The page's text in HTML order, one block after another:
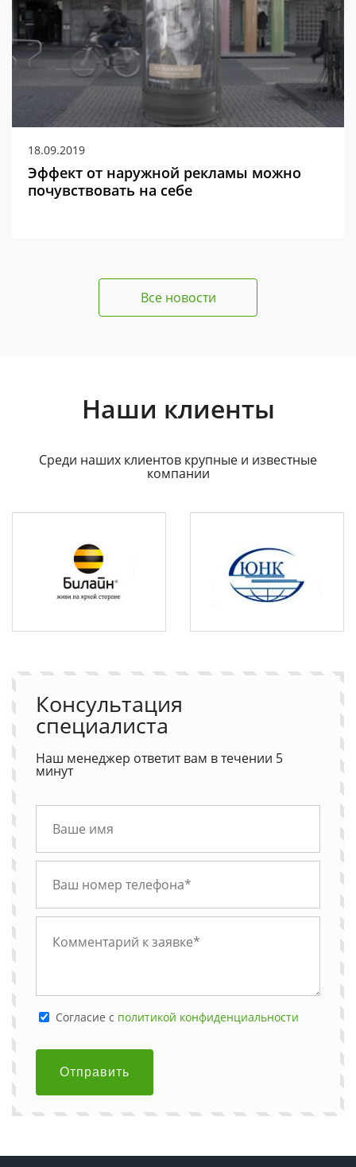
18.09.2019
Эффект от наружной рекламы можно
почувствовать на себе
Все новости
Наши клиенты
Среди наших клиентов крупные и известные
компании
Консультация
специалиста
Наш менеджер ответит вам в течении 5
минут
Cогласие с политикой конфиденциальности
Отправить